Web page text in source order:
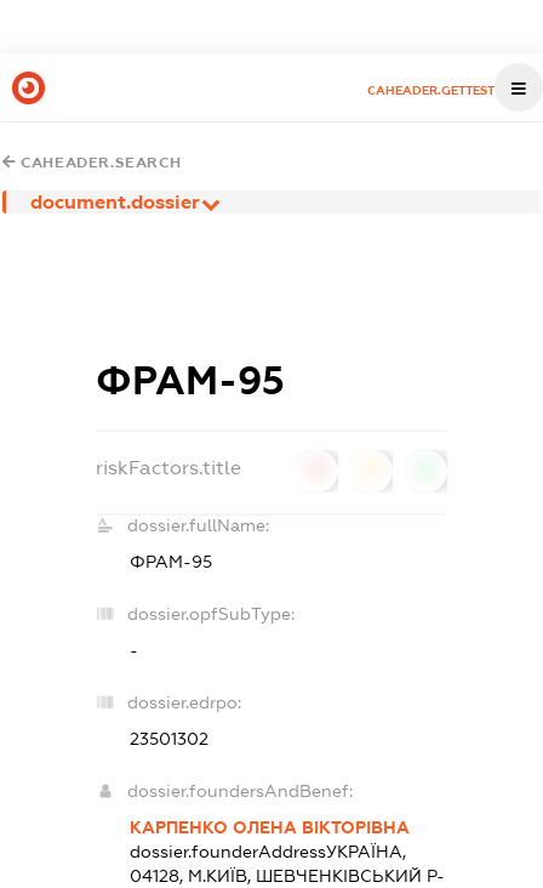
CAHEADER.GETTEST
CAHEADER.SEARCH
document.dossier
ФРАМ-95
riskFactors.title
dossier.fullName:
ФРАМ-95
dossier.opfSubType:
-
dossier.edrpo:
23501302
dossier.foundersAndBenef:
КАРПЕНКО ОЛЕНА ВІКТОРІВНА
dossier.founderAddressУКРАЇНА,
04128, М.КИЇВ, ШЕВЧЕНКІВСЬКИЙ Р-